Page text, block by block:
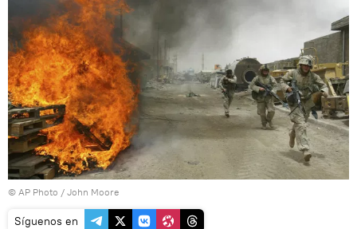
© AP Photo / John Moore
Síguenos en